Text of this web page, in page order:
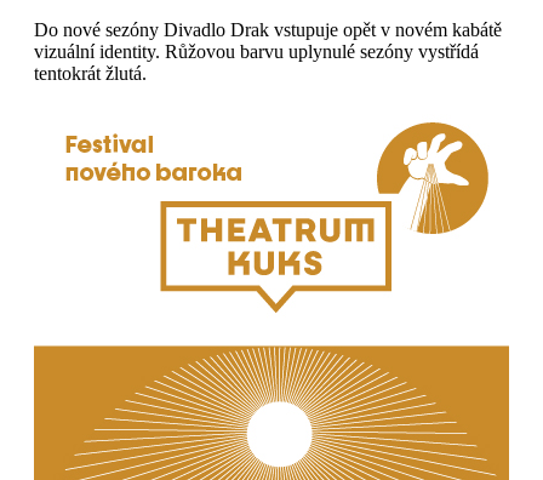
Do nové sezóny Divadlo Drak vstupuje opět v novém kabátě
vizuální identity. Růžovou barvu uplynulé sezóny vystřídá
tentokrát žlutá.